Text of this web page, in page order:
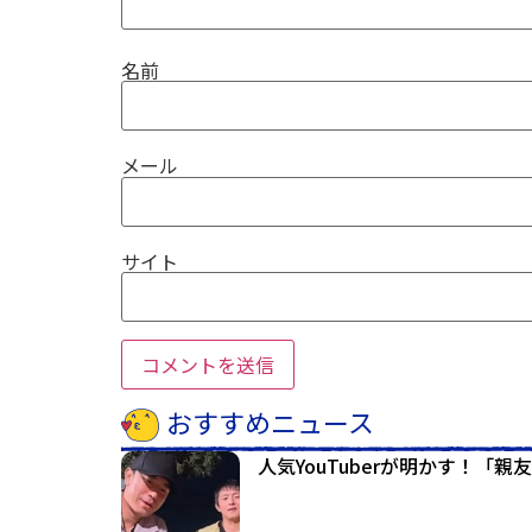
名前
メール
サイト
おすすめニュース
人気YouTuberが明かす！「親